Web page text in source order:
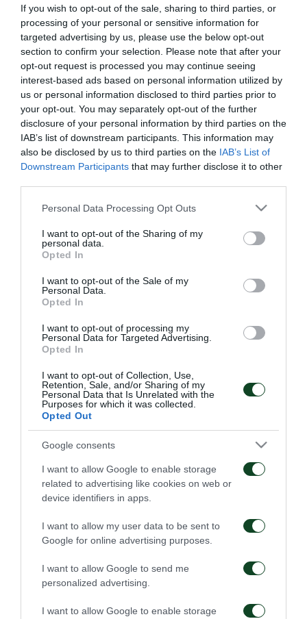
If you wish to opt-out of the sale, sharing to third parties, or
processing of your personal or sensitive information for
targeted advertising by us, please use the below opt-out
section to confirm your selection. Please note that after your
opt-out request is processed you may continue seeing
interest-based ads based on personal information utilized by
us or personal information disclosed to third parties prior to
your opt-out. You may separately opt-out of the further
disclosure of your personal information by third parties on the
IAB’s list of downstream participants. This information may
also be disclosed by us to third parties on the IAB’s List of
Downstream Participants that may further disclose it to other
Please note that this website/app uses one or more Google
not limited to your visit or usage behaviour. You may click to
grant or deny consent to Google and its third-party tags to
use your data for below specified purposes in below Google
consent section.
Personal Data Processing Opt Outs
I want to opt-out of the Sharing of my
personal data.
Opted In
I want to opt-out of the Sale of my
Personal Data.
Opted In
I want to opt-out of processing my
Personal Data for Targeted Advertising.
Opted In
I want to opt-out of Collection, Use,
Retention, Sale, and/or Sharing of my
Personal Data that Is Unrelated with the
Purposes for which it was collected.
Opted Out
Google consents
I want to allow Google to enable storage
related to advertising like cookies on web or
device identifiers in apps.
I want to allow my user data to be sent to
Google for online advertising purposes.
I want to allow Google to send me
personalized advertising.
I want to allow Google to enable storage
μετεγγραφική προσθήκη.
Ο Λούκας γεννήθηκε στις 9 Αυγούστου 1995 στην
πόλη Μαρτίν Κορονάδο της Αργεντινής. Ξεκίνησε
από μικρή ηλικία στην ακαδημία της Ρίβερ Πλέιτ και
στα 15 του πήγε στην ακαδημία της Αρχεντίνος
Τζούνιορς. Σε ηλικία 22 ετών έκανε επαγγελματικό
ντεμπούτο. Έμεινε έως την άνοιξη του 2022 στην
λογαριασμό του Παναιτωλικού. Στο Αγρίνιο
παρέμεινε δύο χρόνια υπό τη μορφή δανεισμού,
ήταν βασικός κι αναντικατάστατος, ενώ διατέλεσε
και αρχηγός του Παναιτωλικού.
Στον Παναθηναϊκό θα έχει τη φανέλα με τον αριθμό
Καλωσορίζουμε τον Λούκας στην οικογένεια του
Παναθηναϊκού!
ΜΕΤΑΓΡΑΦΙΚΑ
Λιβάι Γκαρσία Κινγκς Κάνγκουα